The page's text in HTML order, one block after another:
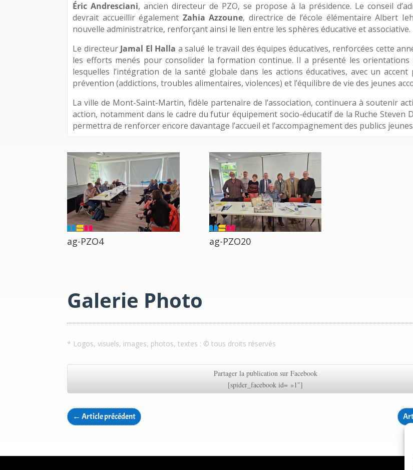
Éric Andresciani, ancien directeur de PZO, se propose à la présidence. Le conseil
devrait accueillir également Zahia Azzoune, directrice de l’école élémentaire Albert
nouvelle administratrice, renforçant ainsi le lien entre les sphères éducative et associative.
Le directeur Jamal El Halla a salué le travail des équipes éducatives, renforcées cette
les efforts menés pour consolider la formation continue. Il a présenté les orientations
lesquelles l’intégration de la santé globale dans les actions éducatives, avec un
prévention (addictions, troubles alimentaires, violences) et l’équilibre de vie des jeunes
La ville de Mont-Saint-Martin, fidèle partenaire de l’association, continuera à soutenir
action, notamment dans le cadre du futur équipement socio-éducatif de la Ruche Steven
permettra de renforcer encore davantage l’accueil et l’accompagnement des publics
ag-PZO4 ag-PZO20
Galerie Photo
* Logos, visuels, images, photos, textes : © tous droits réservés
Partager la publication sur Facebook
[spider_facebook id= »1″]
←Article précédent